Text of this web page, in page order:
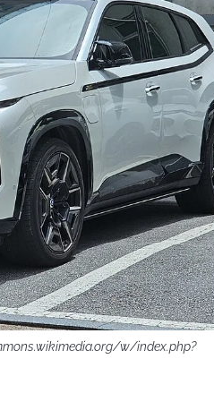
w/index.php?